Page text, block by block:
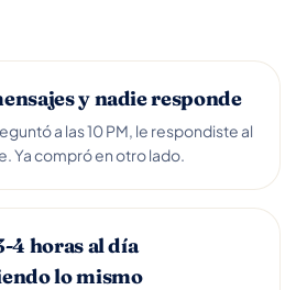
y nadie responde
a las 10 PM, le respondiste al
Ya compró en otro lado.
4 horas al día
lo mismo